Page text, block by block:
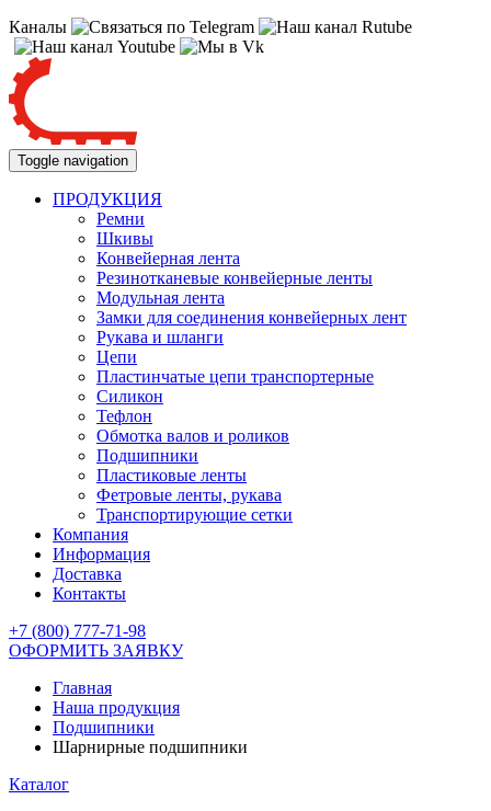
Каналы
Toggle navigation
ПРОДУКЦИЯ
Ремни
Шкивы
Конвейерная лента
Резинотканевые конвейерные ленты
Модульная лента
Замки для соединения конвейерных лент
Рукава и шланги
Цепи
Пластинчатые цепи транспортерные
Силикон
Тефлон
Обмотка валов и роликов
Подшипники
Пластиковые ленты
Фетровые ленты, рукава
Транспортирующие сетки
Компания
Информация
Доставка
Контакты
+7 (800) 777-71-98
ОФОРМИТЬ ЗАЯВКУ
Главная
Наша продукция
Подшипники
Шарнирные подшипники
Каталог